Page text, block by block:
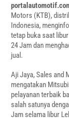
Motors (KTB),
Indonesia,
tetap buka saat
24 Jam dan
jual.
Aji Jaya, Sales and
mengatakan
pelayanan terbaik
salah satunya
Jam selama libur